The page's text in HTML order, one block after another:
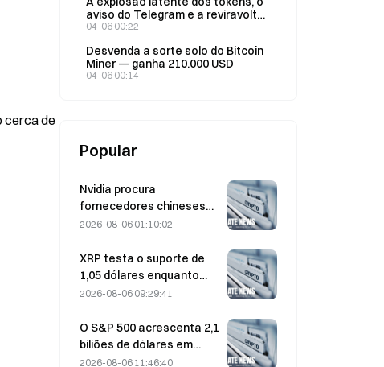
cerca de
aviso do Telegram e a reviravolta
do Irão
04-06 00:22
Desvenda a sorte solo do Bitcoin
Miner — ganha 210.000 USD
04-06 00:14
Popular
Nvidia procura
fornecedores chineses
de estações-base de IA
rede 6G
2026-08-06 01:10:02
XRP testa o suporte de
1,05 dólares enquanto
Ethereum se mantém nos
reduzido
2026-08-06 09:29:41
O S&P 500 acrescenta 2,1
biliões de dólares em
agosto e sobe 3,12%,
2026-08-06 11:46:40